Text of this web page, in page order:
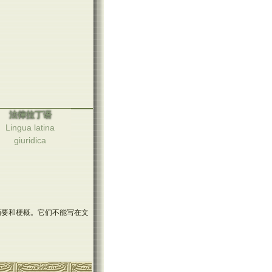
法律拉丁语
Lingua latina
giuridica
和梗概。它们不能写在文